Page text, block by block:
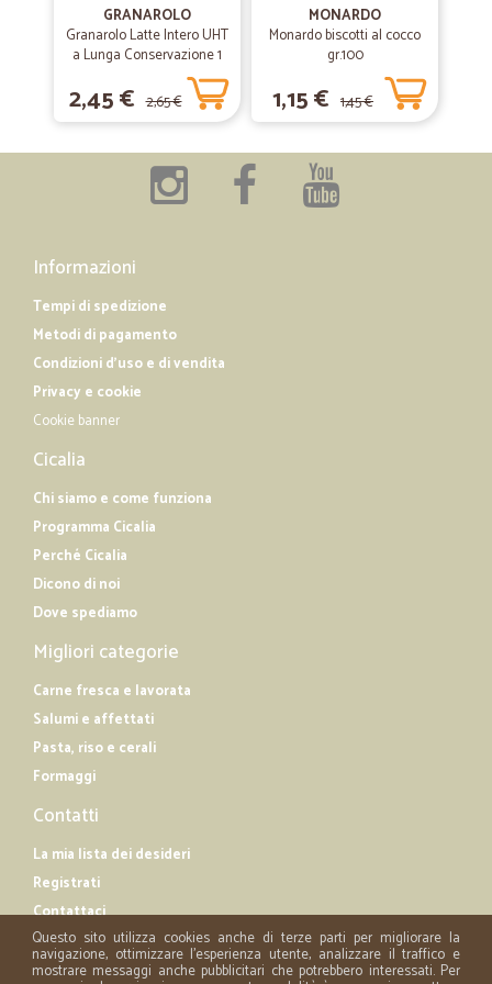
ECCELLENTE LA TEMPISTICA DI…
ECCELLENTE LA TEMPISTICA DI CONSEGNA...E OTTIMO L'IMBALLO
DELLA MERCE!! GRAZIE
Ho fatto due ordini tutto ok. Molto rapidi e sono soddisfatto dei
GRANAROLO
Granarolo Latte Intero UHT
a Lunga Conservazione 1
2,45 € 2,65 €
MONARDO
Monardo biscotti al cocco
gr.100
1,15 € 1,45 €
Informazioni
Tempi di spedizione
Metodi di pagamento
Condizioni d'uso e di vendita
Privacy e cookie
Cookie banner
Cicalia
Chi siamo e come funziona
Programma Cicalia
Perché Cicalia
Dicono di noi
Dove spediamo
Migliori categorie
Carne fresca e lavorata
Salumi e affettati
Pasta, riso e cerali
Formaggi
Contatti
La mia lista dei desideri
Registrati
Contattaci
Questo sito utilizza cookies anche di terze parti per migliorare la
navigazione, ottimizzare l'esperienza utente, analizzare il traffico e
mostrare messaggi anche pubblicitari che potrebbero interessati. Per